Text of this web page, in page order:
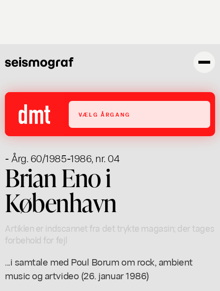
VÆLG ÅRGANG
- Årg. 60/1985-1986, nr. 04
Brian Eno i
København
Artiklen er indscannet fra det trykte magasin; der tages
forbehold for fejl
...i samtale med Poul Borum om rock, ambient
music og artvideo (26. januar 1986)